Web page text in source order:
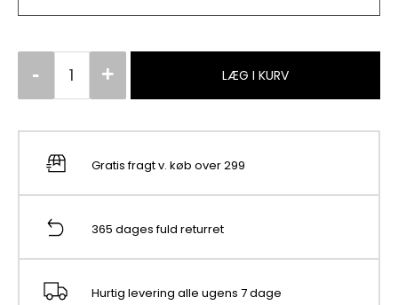
LÆG I KURV
Gratis fragt v. køb over 299
365 dages fuld returret
Hurtig levering alle ugens 7 dage